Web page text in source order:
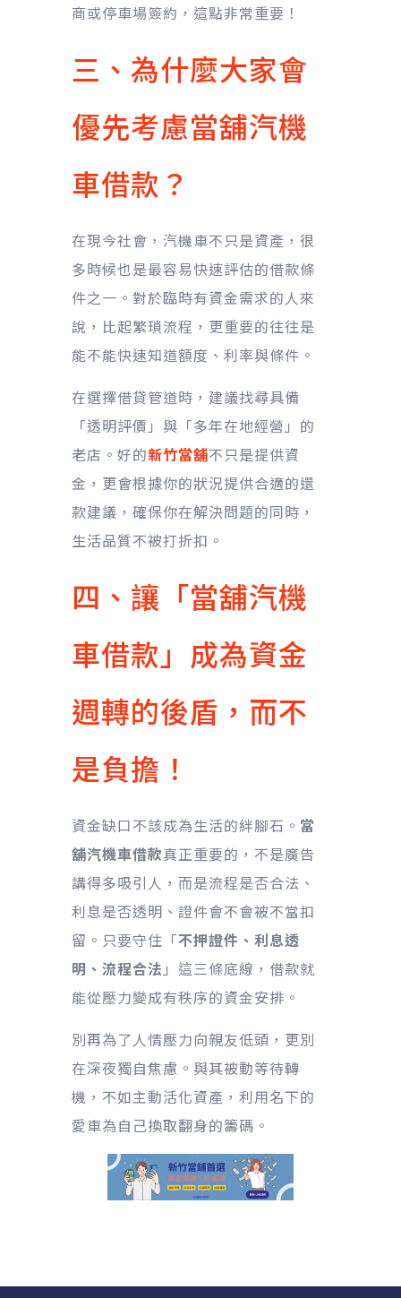
商或停車場簽約，這點非常重要！
三、為什麼大家會
優先考慮當舖汽機
車借款？
在現今社會，汽機車不只是資產，很
多時候也是最容易快速評估的借款條
件之一。對於臨時有資金需求的人來
說，比起繁瑣流程，更重要的往往是
能不能快速知道額度、利率與條件。
在選擇借貸管道時，建議找尋具備
「透明評價」與「多年在地經營」的
老店。好的新竹當舖不只是提供資
金，更會根據你的狀況提供合適的還
款建議，確保你在解決問題的同時，
生活品質不被打折扣。
四、讓「當舖汽機
車借款」成為資金
週轉的後盾，而不
是負擔！
資金缺口不該成為生活的絆腳石。 當
舖汽機車借款真正重要的，不是廣告
講得多吸引人，而是流程是否合法、
利息是否透明、證件會不會被不當扣
留。只要守住「不押證件、利息透
明、流程合法 」這三條底線，借款就
能從壓力變成有秩序的資金安排。
別再為了人情壓力向親友低頭，更別
在深夜獨自焦慮。與其被動等待轉
機，不如主動活化資產，利用名下的
愛車為自己換取翻身的籌碼。